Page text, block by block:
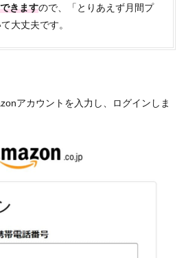
きますので、「とりあえず月間プ
大丈夫です。
アカウントを入力し、ログインしま